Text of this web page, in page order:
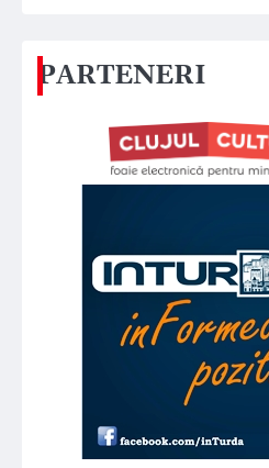
PARTENERI